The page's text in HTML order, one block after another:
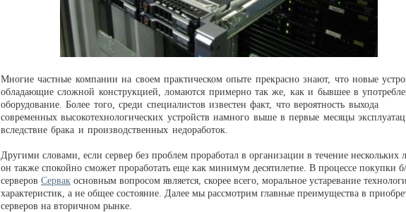
Многие частные компании на своем практическом опыте прекрасно знают, что новые
обладающие сложной конструкцией, ломаются примерно так же, как и бывшее в
оборудование. Более того, среди специалистов известен факт, что вероятность выхода
современных высокотехнологических устройств намного выше в первые месяцы
вследствие брака и производственных недоработок.
Другими словами, если сервер без проблем проработал в организации в течение нескольких
он также спокойно сможет проработать еще как минимум десятилетие. В процессе покупки
серверов Сервак основным вопросом является, скорее всего, моральное устаревание
характеристик, а не общее состояние. Далее мы рассмотрим главные преимущества в
серверов на вторичном рынке.